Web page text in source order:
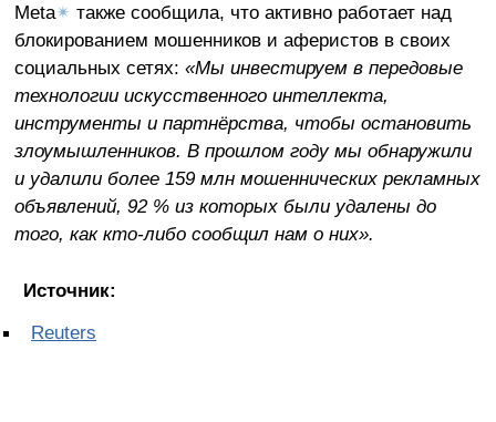
Meta✴ также сообщила, что активно работает над
блокированием мошенников и аферистов в своих
социальных сетях: «Мы инвестируем в передовые
технологии искусственного интеллекта,
инструменты и партнёрства, чтобы остановить
злоумышленников. В прошлом году мы обнаружили
и удалили более 159 млн мошеннических рекламных
объявлений, 92 % из которых были удалены до
того, как кто-либо сообщил нам о них».
Источник:
Reuters